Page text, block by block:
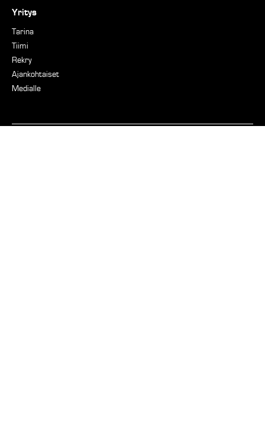
Yritys
Tarina
Tiimi
Rekry
Ajankohtaiset
Medialle